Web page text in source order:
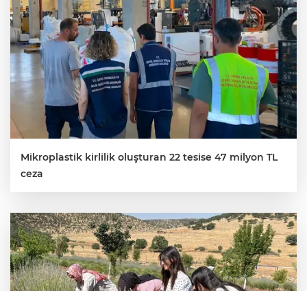
Mikroplastik kirlilik oluşturan 22 tesise 47 milyon TL
ceza